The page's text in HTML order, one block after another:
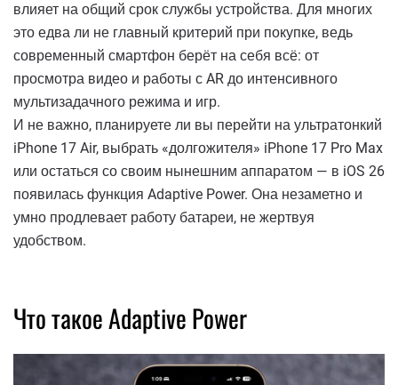
влияет на общий срок службы устройства. Для многих
это едва ли не главный критерий при покупке, ведь
современный смартфон берёт на себя всё: от
просмотра видео и работы с AR до интенсивного
мультизадачного режима и игр.
И не важно, планируете ли вы перейти на ультратонкий
iPhone 17 Air, выбрать «долгожителя» iPhone 17 Pro Max
или остаться со своим нынешним аппаратом — в iOS 26
появилась функция Adaptive Power. Она незаметно и
умно продлевает работу батареи, не жертвуя
удобством.
Что такое Adaptive Power